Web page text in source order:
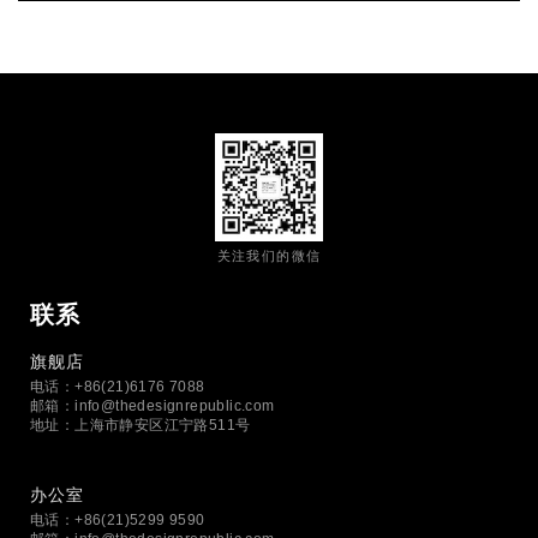
关注我们的微信
联系
旗舰店
电话：+86(21)6176 7088
邮箱：info@thedesignrepublic.com
地址：上海市静安区江宁路511号
办公室
电话：+86(21)5299 9590